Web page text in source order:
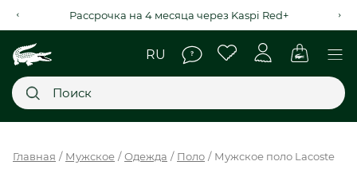
Рассрочка на 4 месяца через Kaspi Red+
Главная Мужское Одежда Поло Мужское поло Lacoste